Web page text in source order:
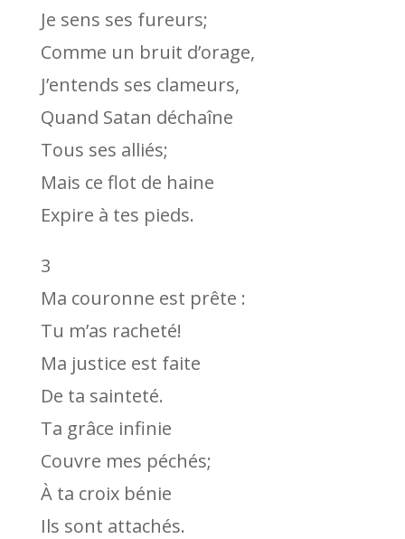
Je sens ses fureurs;
Comme un bruit d’orage,
J’entends ses clameurs,
Quand Satan déchaîne
Tous ses alliés;
Mais ce flot de haine
Expire à tes pieds.
3
Ma couronne est prête :
Tu m’as racheté!
Ma justice est faite
De ta sainteté.
Ta grâce infinie
Couvre mes péchés;
À ta croix bénie
Ils sont attachés.